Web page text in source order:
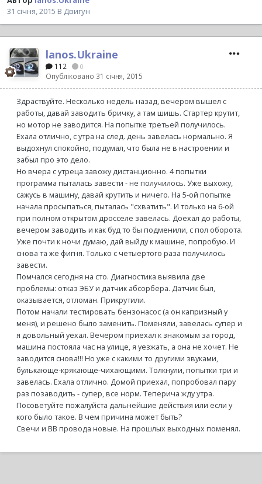
31 січня, 2015 В Двигун
lanos.Ukraine
112 0
Опубліковано 31 січня, 2015
Здраствуйте. Несколько недель назад, вечером вышел с
работы, давай заводить бричку, а там шишь. Стартер крутит,
но мотор не заводится. На попытке третьей получилось.
Ехала отлично, с утра на след. день завелась нормально. Я
выдохнул спокойно, подумал, что была не в настроении и
забыл про это дело.
Но вчера с утреца завожу дистанционно. 4 попытки
программа пыталась завести - не получилось. Уже выхожу,
сажусь в машину, давай крутить и ничего. На 5-ой попытке
начала просыпаться, пыталась "схватить". И только на 6-ой
при полном открытом дросселе завелась. Доехал до работы,
вечером заводить и как буд то бы подменили, с пол оборота.
Уже почти к ночи думаю, дай выйду к машине, попробую. И
снова та же фигня. Только с четыертого раза получилось
завести.
Помчался сегодня на сто. Диагностика выявила две
проблемы: отказ ЭБУ и датчик абсорбера. Датчик был,
оказывается, отломан. Прикрутили.
Потом начали тестировать бензонасос (а он капризный у
меня), и решено было заменить. Поменяли, завелась супер и
я довольный уехал. Вечером приехал к знакомым за город,
машина постояла час на улице, я уезжать, а она не хочет. Не
заводится снова!!! Но уже с какими то другими звуками,
булькающе-крякающе-чихающими. Толкнули, попытки три и
завелась. Ехала отлично. Домой приехал, попробовал пару
раз позаводить - супер, все норм. Теперича жду утра.
Посоветуйте пожалуйста дальнейшие действия или если у
кого было такое. В чем причина может быть?
Свечи и ВВ провода новые. На прошлых выходных поменял.